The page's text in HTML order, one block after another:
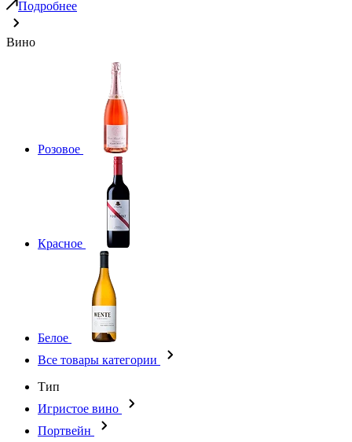
Подробнее
Вино
Розовое
Красное
Белое
Все товары категории
Тип
Игристое вино
Портвейн